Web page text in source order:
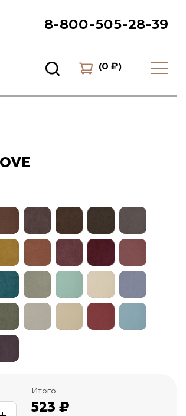
8-800-505-28-39
(0 ₽)
Итого
523 ₽